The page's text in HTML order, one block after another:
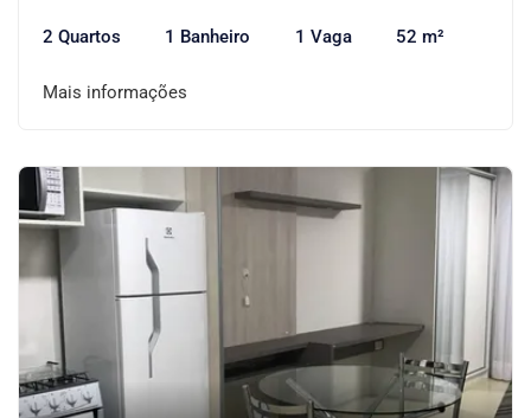
2 Quartos 1 Banheiro 1 Vaga 52 m²
Mais informações